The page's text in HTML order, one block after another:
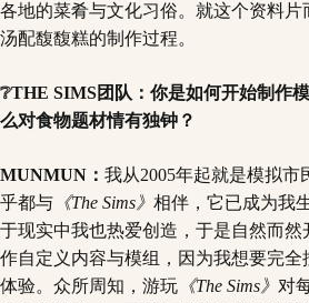
各地的菜肴与文化习俗。就这个资料片
汤配馥馥糕的制作过程。
❔THE SIMS团队：你是如何开始制作
么对食物题材情有独钟？
MUNMUN： 我从2005年起就是模拟
乎都与 《The Sims》 相伴，它已成为我
于现实中我也热爱创造，于是自然而然
作自定义内容与模组，因为我想要完
体验。众所周知，游玩 《The Sims》 对